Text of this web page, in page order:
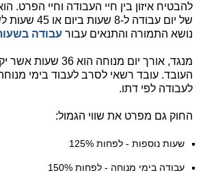
להבטיח איזון בין חיי העבודה וחיי הפרט.
של יום עבודה ל-
נושא התמורה והתנאים עבור עבודה
מנגד, אורך יום מנוחה
העובד. עובד רשאי לסרב לעבוד בימי
לעבודה לפי דתו.
החוק גם מפרט את שווי הגמול:
שעות נוספות - לפחות 125%
עבודה בימי מנוחה - לפחות 150%